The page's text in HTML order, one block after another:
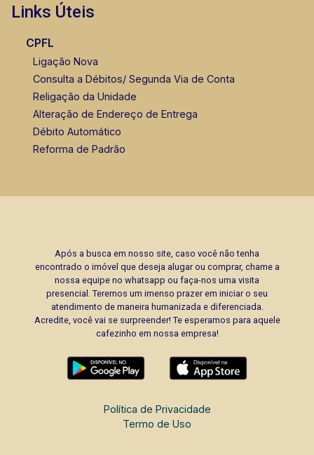
Links Úteis
CPFL
Ligação Nova
Consulta a Débitos/ Segunda Via de Conta
Religação da Unidade
Alteração de Endereço de Entrega
Débito Automático
Reforma de Padrão
Após a busca em nosso site, caso você não tenha
encontrado o imóvel que deseja alugar ou comprar, chame a
nossa equipe no whatsapp ou faça-nos uma visita
presencial. Teremos um imenso prazer em iniciar o seu
atendimento de maneira humanizada e diferenciada.
Acredite, você vai se surpreender! Te esperamos para aquele
cafezinho em nossa empresa!
Política de Privacidade
Termo de Uso